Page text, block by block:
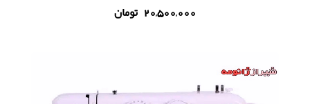
20,500,000 تومان